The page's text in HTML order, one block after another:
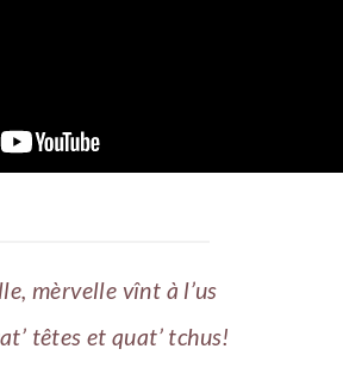
mèrvelle vînt à l’us
têtes et quat’ tchus!